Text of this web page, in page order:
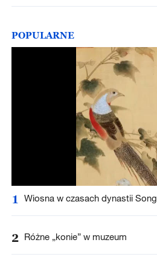
POPULARNE
1 Wiosna w czasach dynastii Song
2 Różne „konie” w muzeum